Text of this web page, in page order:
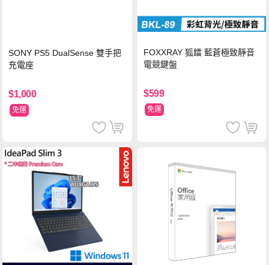
SONY PS5 DualSense 雙手把
充電座
$1,000
免運
FOXXRAY 狐鐳 藍蒼極致靜音
電競鍵盤
$599
免運